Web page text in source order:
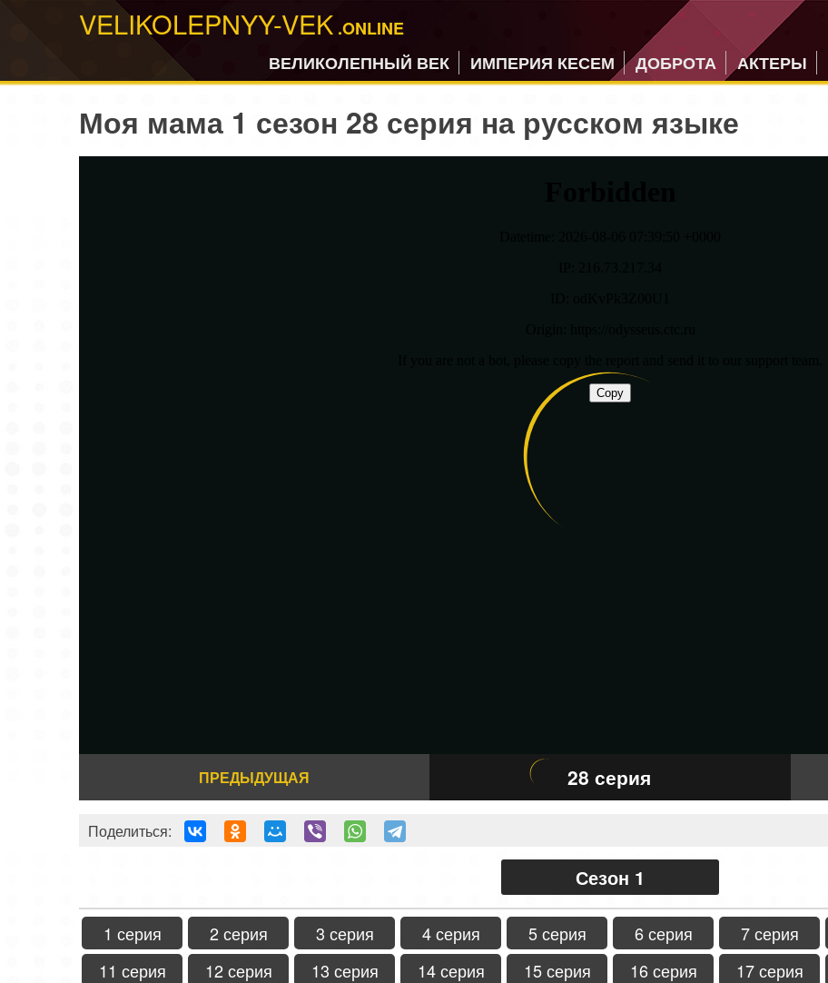
VELIKOLEPNYY-VEK .ONLINE
ВЕЛИКОЛЕПНЫЙ ВЕК
ИМПЕРИЯ КЕСЕМ ДОБРОТА АКТЕРЫ
Моя мама 1 сезон 28 серия на русском языке
ПРЕДЫДУЩАЯ 28 серия
Поделиться:
Сезон 1
1 серия 2 серия 3 серия 4 серия 5 серия 6 серия 7 серия
11 серия
12 серия 13 серия 14 серия 15 серия 16 серия 17 серия